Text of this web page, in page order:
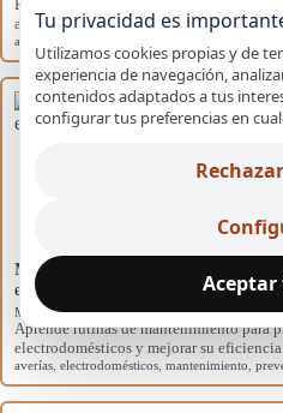
Explora las causas del rendimiento
acondicionados domésticos y cómo
aire acondicionado
Mantenimiento básico para evitar
electrodomésticos
Mantenimiento preventivo
Aprende rutinas de mantenimiento para
electrodomésticos y mejorar su
averías electrodomésticos mantenimiento
Tu privacidad es
Utilizamos cookies propias y de
experiencia de navegación,
contenidos adaptados a tus
configurar tus preferencias en
Aceptar